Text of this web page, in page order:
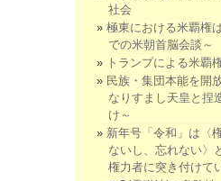
社会
極東における米覇権
での米朝首脳会談～
トランプによる米覇
民族・集団本能を開
なりすまし天皇と捏
け～
新年号「令和」は〈
ないし、忘れない〉
権力者に突き付けて